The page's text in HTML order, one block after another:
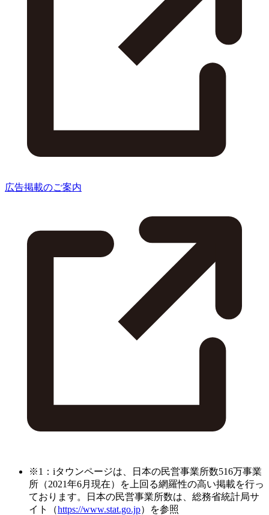
広告掲載のご案内
※1：iタウンページは、日本の民営事業所数516万事業
所（2021年6月現在）を上回る網羅性の高い掲載を行っ
ております。日本の民営事業所数は、総務省統計局サ
イト（https://www.stat.go.jp）を参照